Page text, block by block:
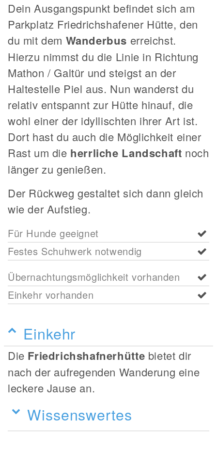
Dein Ausgangspunkt befindet sich am
Parkplatz Friedrichshafener Hütte, den
du mit dem Wanderbus erreichst.
Hierzu nimmst du die Linie in Richtung
Mathon / Galtür und steigst an der
Haltestelle Piel aus. Nun wanderst du
relativ entspannt zur Hütte hinauf, die
wohl einer der idyllischten ihrer Art ist.
Dort hast du auch die Möglichkeit einer
Rast um die herrliche Landschaft noch
länger zu genießen.
Der Rückweg gestaltet sich dann gleich
wie der Aufstieg.
Für Hunde geeignet
Festes Schuhwerk notwendig
Übernachtungsmöglichkeit vorhanden
Einkehr vorhanden
Einkehr
Die Friedrichshafnerhütte bietet dir
nach der aufregenden Wanderung eine
leckere Jause an.
Wissenswertes